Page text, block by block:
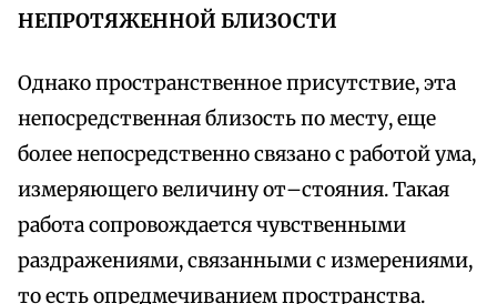
НЕПРОТЯЖЕННОЙ БЛИЗОСТИ
Однако пространственное присутствие, эта
непосредственная близость по месту, еще
более непосредственно связано с работой ума,
измеряющего величину от–стояния. Такая
работа сопровождается чувственными
раздражениями, связанными с измерениями,
то есть опредмечиванием пространства.